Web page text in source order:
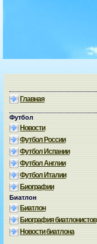
Главная
Футбол
Новости
Футбол России
Футбол Испании
Футбол Англии
Футбол Италии
Биографии
Биатлон
Биатлон
Биография биатлонистов
Новости биатлона